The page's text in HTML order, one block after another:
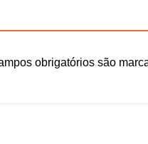
obrigatórios são